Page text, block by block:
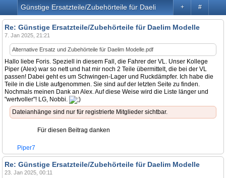
#
+
Günstige Ersatzteile/Zubehörteile für Daelim Modelle
Re: Günstige Ersatzteile/Zubehörteile für Daelim Modelle
7. Jan 2025, 21:21
Alternative Ersatz und Zubehörteile für Daelim Modelle.pdf
Hallo liebe Foris. Speziell in diesem Fall, die Fahrer der VL. Unser Kollege
Piper (Alex) war so nett und hat mir noch 2 Teile übermittelt, die bei der VL
passen! Dabei geht es um Schwingen-Lager und Ruckdämpfer. Ich habe die
Teile in die Liste aufgenommen. Sie sind auf der letzten Seite zu finden.
Nochmals meinen Dank an Alex. Auf diese Weise wird die Liste länger und
"wertvoller"! LG, Nobbi.
Dateianhänge sind nur für registrierte Mitglieder sichtbar.
Für diesen Beitrag danken
Piper7
Re: Günstige Ersatzteile/Zubehörteile für Daelim Modelle
23. Jan 2025, 00:11